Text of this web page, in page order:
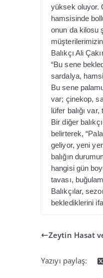
yüksek oluyor.
hamsisinde
onun da kilosu
Balıkçı Ali
“Bu sene
sardalya,
Bu sene
var; çinekop,
lüfer balığı
Bir diğer
belirterek,
geliyor, yeni
balığın
hangisi gün
tavası,
Balıkçılar,
beklediklerini
Zeytin Hasat
Yazıyı paylaş: